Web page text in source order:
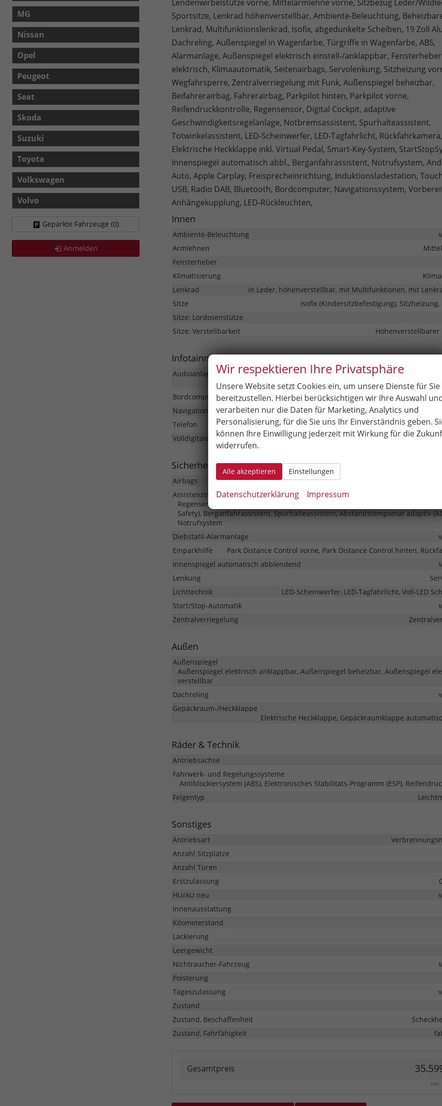
Lendenwirbelstütze vorne, Mittelarmlehne vorne, Sitzbezug Leder/
Sportsitze, Lenkrad höhenverstellbar, Ambiente-Beleuchtung,
Lenkrad, Multifunktionslenkrad, Isofix, abgedunkelte Scheiben, 19 Zoll
Dachreling, Außenspiegel in Wagenfarbe, Türgriffe in Wagenfarbe, ABS,
Alarmanlage, Außenspiegel elektrisch einstell-/anklappbar, Fensterheber
elektrisch, Klimaautomatik, Seitenairbags, Servolenkung, Sitzheizung
Wegfahrsperre, Zentralverriegelung mit Funk, Außenspiegel beheizbar,
Beifahrerairbag, Fahrerairbag, Parkpilot hinten, Parkpilot vorne,
Reifendruckkontrolle, Regensensor, Digital Cockpit, adaptive
Geschwindigkeitsregelanlage, Notbremsassistent, Spurhalteassistent,
Totwinkelassistent, LED-Scheinwerfer, LED-Tagfahrlicht, Rückfahrkamera,
Elektrische Heckklappe inkl. Virtual Pedal, Smart-Key-System,
Innenspiegel automatisch abbl., Berganfahrassistent, Notrufsystem,
Auto, Apple Carplay, Freisprecheinrichtung, Induktionsladestation,
USB, Radio DAB, Bluetooth, Bordcomputer, Navigationssystem,
Anhängekupplung, LED-Rückleuchten,
Innen
Ambiente-Beleuchtung
Armlehnen
Fensterheber
Klimatisierung
Lenkrad
in Leder, höhenverstellbar, mit Multifunktionen, mit
Sitze
Isofix (Kindersitzbefestigung), Sitzheizung,
Sitze: Lordosenstütze
Sitze: Verstellbarkeit
Höhenverstellbarer
Infotainment & Kommunikation
Audioanlage
Schnittstelle USB, Digitalradio DAB, Android Auto, Apple CarPlay,
Bordcomputer
Navigationssystem
Navigation,
Telefon
Freisprecheinrichtung, Bluetooth, Induktionsladen für
Volldigitales Kombiinstrument (Virtual Cockpit)
Sicherheit & Assistenz
Airbags
Assistenzsysteme
Regensensor, Tempomat, Tempomat mit Lenkradkontrolle, Notbremsassistent
Safety), Berganfahrassistent, Spurhalteassistent, Abstandstempomat adaptiv
Notrufsystem
Diebstahl-Alarmanlage
Einparkhilfe
Park Distance Control vorne, Park Distance Control hinten,
Innenspiegel automatisch abblendend
Lenkung
Lichttechnik
LED-Scheinwerfer, LED-Tagfahrlicht, Voll-LED
Start/Stop-Automatik
Zentralverriegelung
Außen
Außenspiegel
Außenspiegel elektrisch anklappbar, Außenspiegel beheizbar, Außenspiegel
verstellbar
Dachreling
Gepäckraum-/Heckklappe
Elektrische Heckklappe, Gepäckraumklappe
Räder & Technik
Antriebsachse
Fahrwerk- und Regelungssysteme
Antiblockiersystem (ABS), Elektronisches Stabilitäts-Programm (ESP),
Felgentyp
Sonstiges
Antriebsart
Anzahl Sitzplätze
Anzahl Türen
Erstzulassung
HU/AU neu
Innenausstattung
Kilometerstand
Lackierung
Leergewicht
Nichtraucher-Fahrzeug
Polsterung
Tageszulassung
Zustand
Zustand, Beschaffenheit
Zustand, Fahrfähigkeit
Gesamtpreis
incl.
MG
Nissan
Opel
Peugeot
Seat
Skoda
Suzuki
Toyota
Volkswagen
Volvo
Geparkte Fahrzeuge (0)
Anmelden
Wir respektieren Ihre Privatsphäre
Unsere Website setzt Cookies ein, um unsere Dienste für Sie
bereitzustellen. Hierbei berücksichtigen wir Ihre Auswahl
verarbeiten nur die Daten für Marketing, Analytics und
Personalisierung, für die Sie uns Ihr Einverständnis geben.
können Ihre Einwilligung jederzeit mit Wirkung für die
widerrufen.
Alle akzeptieren Einstellungen
Datenschutzerklärung Impressum